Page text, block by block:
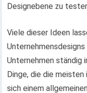
Designebene zu
Viele dieser Ideen
Unternehmen ständig
Dinge, die die meisten
sich einem